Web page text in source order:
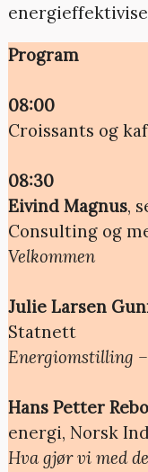
Program
08:00
Croissants og
08:30
Eivind Magnus,
Consulting og
Velkommen
Julie Larsen
Statnett
Energiomstilling
Hans Petter Rebo
energi, Norsk
Hva gjør vi med